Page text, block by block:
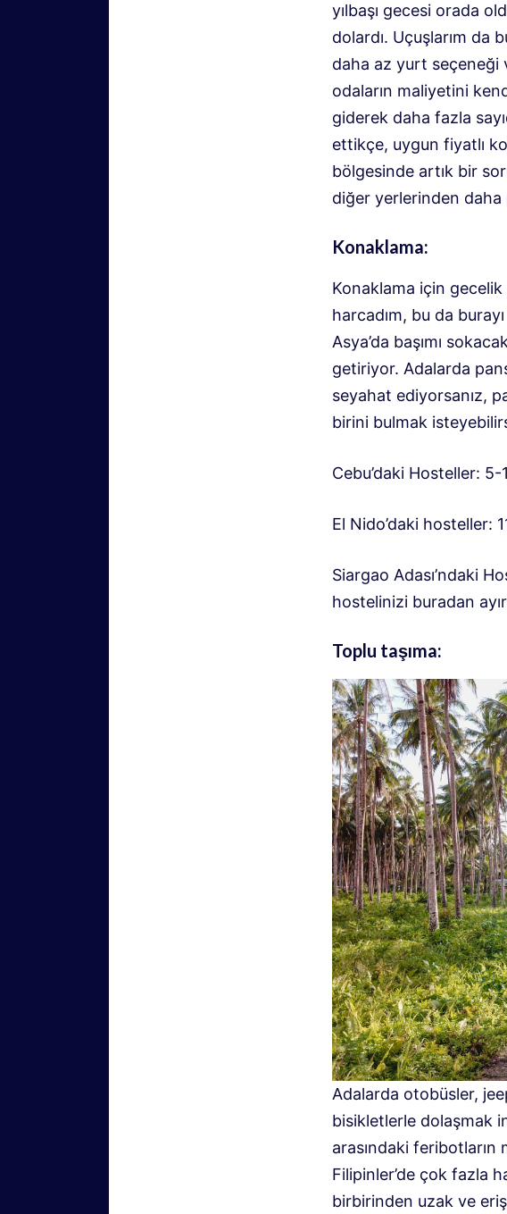
yılbaşı gecesi orada
dolardı. Uçuşlarım da
daha az yurt seçeneği
odaların maliyetini
giderek daha fazla
ettikçe, uygun fiyatlı
bölgesinde artık bir
diğer yerlerinden daha
Konaklama:
Konaklama için
harcadım, bu da
Asya’da başımı
getiriyor. Adalarda
seyahat ediyorsanız,
birini bulmak
Cebu’daki Hosteller:
El Nido’daki hosteller:
Siargao Adası’ndaki
hostelinizi buradan
Toplu taşıma:
Adalarda otobüsler,
bisikletlerle dolaşmak
arasındaki feribotların
Filipinler’de çok fazla
birbirinden uzak ve